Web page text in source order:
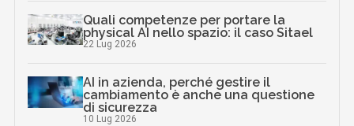
Quali competenze per portare la
physical AI nello spazio: il caso Sitael
22 Lug 2026
AI in azienda, perché gestire il
cambiamento è anche una questione
di sicurezza
10 Lug 2026